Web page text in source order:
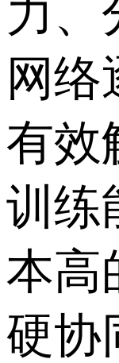
力、
网络
有效
训练
本高
硬协